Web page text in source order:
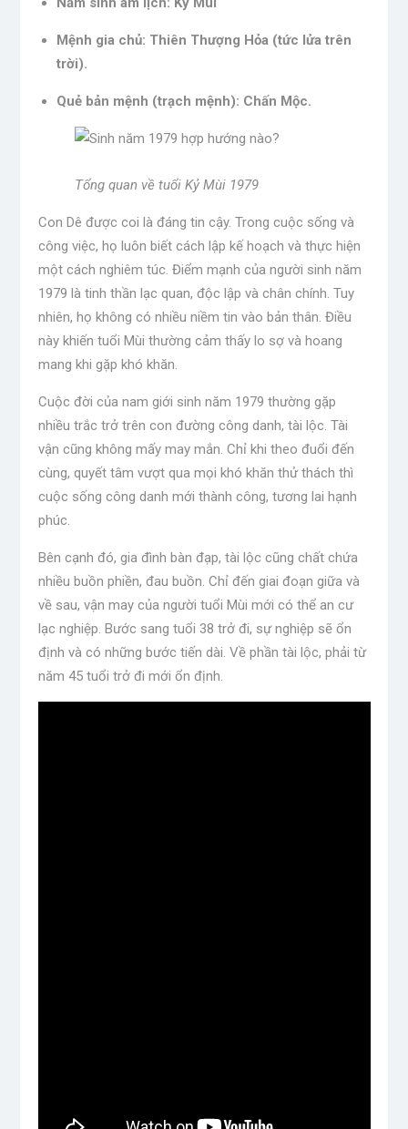
Mệnh gia chủ: Thiên Thượng Hỏa (tức lửa trên
trời).
Quẻ bản mệnh (trạch mệnh): Chấn Mộc.
Tổng quan về tuổi Kỷ Mùi 1979
Con Dê được coi là đáng tin cậy. Trong cuộc sống và
công việc, họ luôn biết cách lập kế hoạch và thực hiện
một cách nghiêm túc. Điểm mạnh của người sinh năm
1979 là tinh thần lạc quan, độc lập và chân chính. Tuy
nhiên, họ không có nhiều niềm tin vào bản thân. Điều
này khiến tuổi Mùi thường cảm thấy lo sợ và hoang
mang khi gặp khó khăn.
Cuộc đời của nam giới sinh năm 1979 thường gặp
nhiều trắc trở trên con đường công danh, tài lộc. Tài
vận cũng không mấy may mắn. Chỉ khi theo đuổi đến
cùng, quyết tâm vượt qua mọi khó khăn thử thách thì
cuộc sống công danh mới thành công, tương lai hạnh
phúc.
Bên cạnh đó, gia đình bàn đạp, tài lộc cũng chất chứa
nhiều buồn phiền, đau buồn. Chỉ đến giai đoạn giữa và
về sau, vận may của người tuổi Mùi mới có thể an cư
lạc nghiệp. Bước sang tuổi 38 trở đi, sự nghiệp sẽ ổn
định và có những bước tiến dài. Về phần tài lộc, phải từ
năm 45 tuổi trở đi mới ổn định.